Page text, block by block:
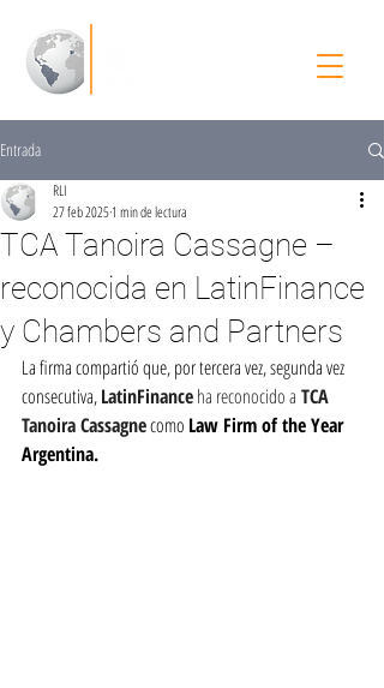
Entrada
TCA Tanoira Cassagne –
reconocida en LatinFinance
y Chambers and Partners
RLI
27 feb 20251 min de lectura
La firma compartió que, por tercera vez, segunda vez
consecutiva, LatinFinance ha reconocido a TCA
Tanoira Cassagnecomo Law Firm of the Year
Argentina.